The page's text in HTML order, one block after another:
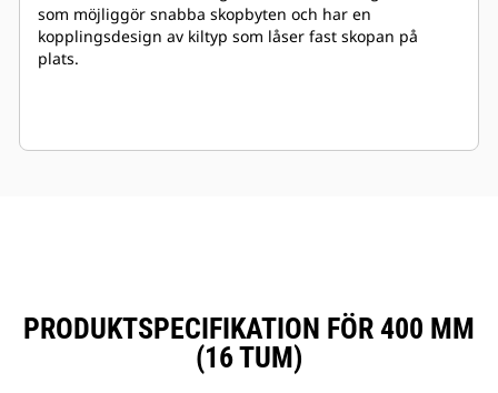
som möjliggör snabba skopbyten och har en
kopplingsdesign av kiltyp som låser fast skopan på
plats.
PRODUKTSPECIFIKATION FÖR 400 MM
(16 TUM)